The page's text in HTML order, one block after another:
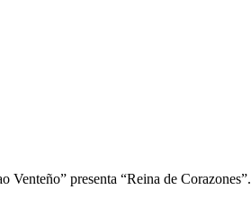
presenta “Reina de Corazones”.